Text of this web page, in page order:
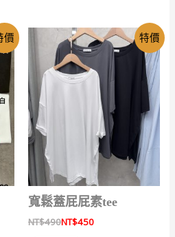
有
多
種
款
式。
頁
面
選
價 特價
寬鬆蓋屁屁素tee
NT$490NT$450